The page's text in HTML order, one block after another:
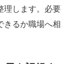
理します。必要
きるか職場へ相